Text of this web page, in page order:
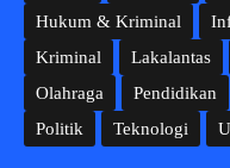
Hukum & Kriminal
Kriminal
Lakalantas
Olahraga
Pendidikan
Politik
Teknologi